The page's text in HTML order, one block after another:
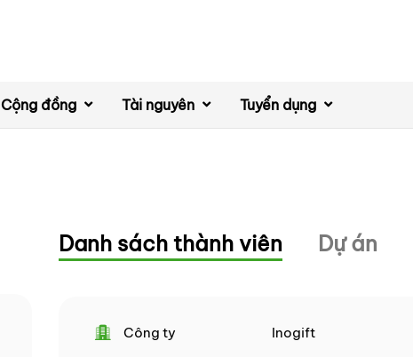
Cộng đồng Tài nguyên Tuyển dụng
Danh sách thành viên Dự án
Công ty Inogift